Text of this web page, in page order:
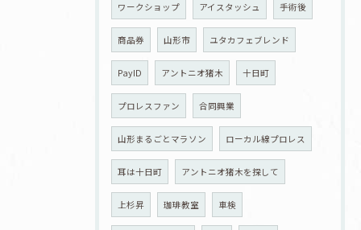
ワークショップ アイスタッシュ 手術後
商品券 山形市 ユタカフェブレンド
PayID アントニオ猪木 十日町
プロレスファン 合同興業
山形まるごとマラソン ローカル線プロレス
耳は十日町 アントニオ猪木を探して
上杉昇 珈琲教室 車検